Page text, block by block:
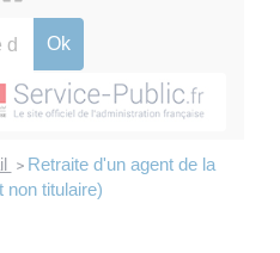
> Retraite d'un agent de la
non titulaire)